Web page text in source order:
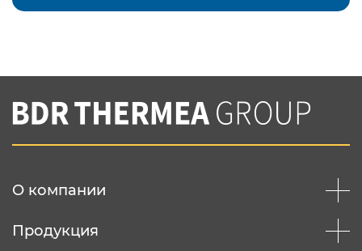
Подтвердить e-mail
Вы соглашаетесь с нашей политикой
конфеденциальности
О компании
Продукция